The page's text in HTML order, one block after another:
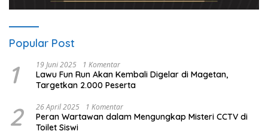
Popular Post
1 19 Juni 2025 1 Komentar
Lawu Fun Run Akan Kembali Digelar di Magetan,
Targetkan 2.000 Peserta
2 26 April 2025 1 Komentar
Peran Wartawan dalam Mengungkap Misteri CCTV di
Toilet Siswi